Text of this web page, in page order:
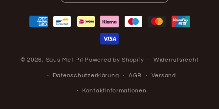
Zahlungsmethoden
© 2026, Saus Met Pit Powered by Shopify Widerrufsrecht
Datenschutzerklärung AGB Versand
Kontaktinformationen